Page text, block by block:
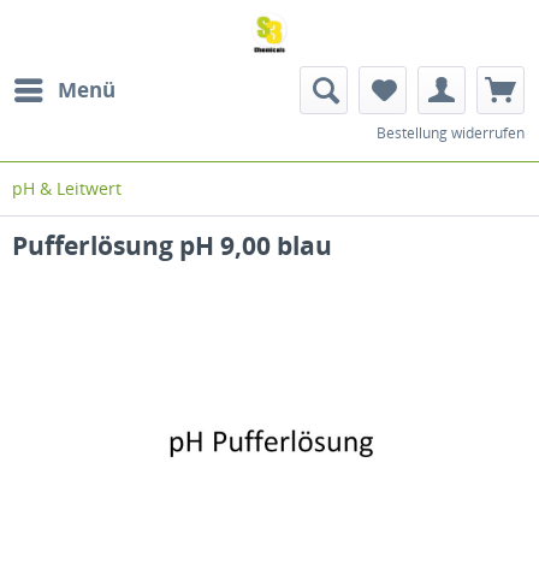
Menü
Bestellung widerrufen
pH & Leitwert
Pufferlösung pH 9,00 blau